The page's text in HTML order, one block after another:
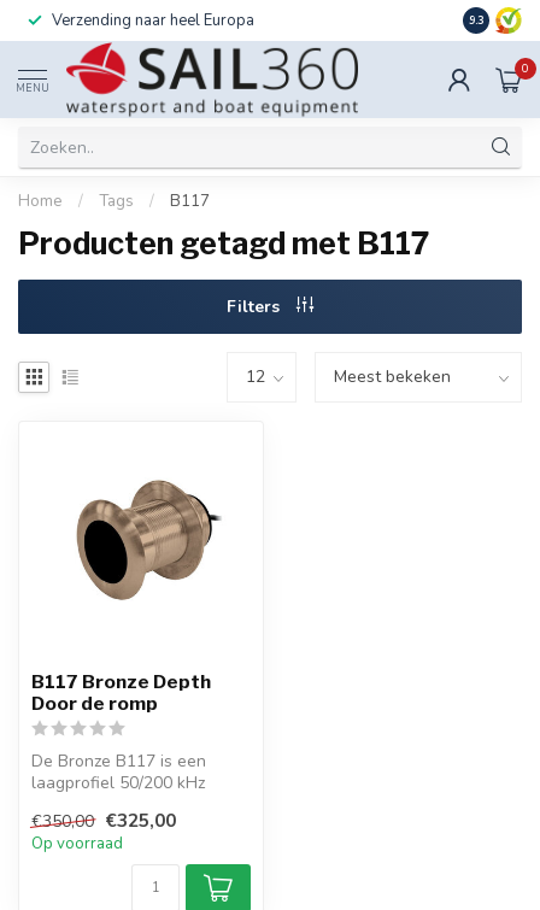
Verzending naar heel Europa Ook
9.3
MENU
0
Home / Tags / B117
Producten getagd met B117
Filters
B117 Bronze Depth
Door de romp
De Bronze B117 is een
laagprofiel 50/200 kHz
boten tot 8...
€350,00 €325,00
Op voorraad